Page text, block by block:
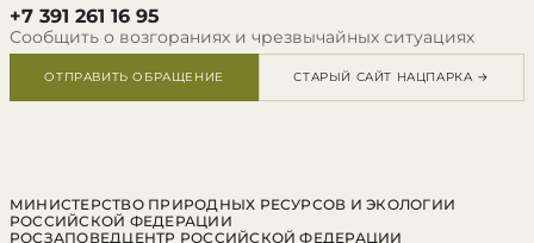
+7 391 261 16 95
Сообщить о возгораниях и чрезвычайных ситуациях
ОТПРАВИТЬ ОБРАЩЕНИЕ СТАРЫЙ САЙТ НАЦПАРКА →
МИНИСТЕРСТВО ПРИРОДНЫХ РЕСУРСОВ И ЭКОЛОГИИ
РОССИЙСКОЙ ФЕДЕРАЦИИ
РОСЗАПОВЕДЦЕНТР РОССИЙСКОЙ ФЕДЕРАЦИИ